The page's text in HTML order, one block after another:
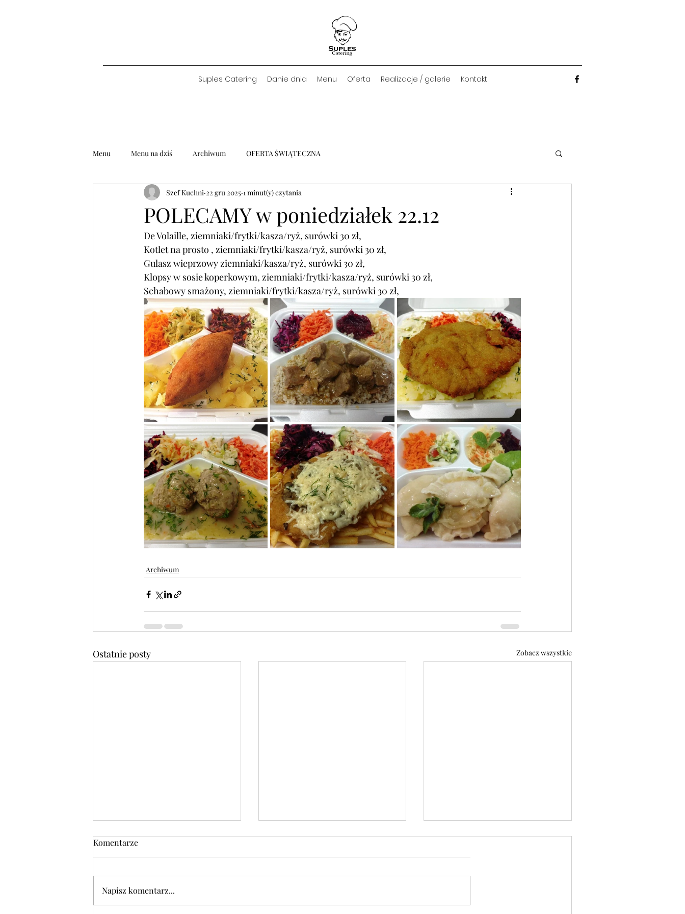
Suples Catering Danie dnia Menu Oferta Realizacje / galerie Kontakt
Menu Menu na dziś Archiwum OFERTA ŚWIĄTECZNA
POLECAMY w poniedziałek 22.12
Szef Kuchni 22 gru 2025 1 minut(y) czytania
De Volaille, ziemniaki/frytki/kasza/ryż, surówki 30 zł,
Kotlet na prosto , ziemniaki/frytki/kasza/ryż, surówki 30 zł,
Gulasz wieprzowy ziemniaki/kasza/ryż, surówki 30 zł,
Klopsy w sosie koperkowym, ziemniaki/frytki/kasza/ryż, surówki 30 zł,
Schabowy smażony, ziemniaki/frytki/kasza/ryż, surówki 30 zł,
Archiwum
Ostatnie posty Zobacz wszystkie
Komentarze
Napisz komentarz...